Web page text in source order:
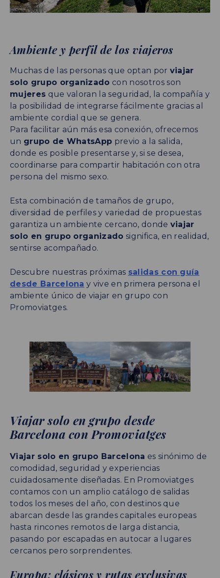
Ambiente y perfil de los viajeros
Muchas de las personas que optan por viajar
solo grupo organizado con nosotros son
mujeres que valoran la seguridad, la compañía y
la posibilidad de integrarse fácilmente gracias al
ambiente cordial que se genera.
Para facilitar aún más esa conexión, ofrecemos
un grupo de WhatsApp previo a la salida,
donde es posible presentarse y, si se desea,
coordinarse para compartir habitación con otra
persona del mismo sexo.
Esta combinación de tamaños de grupo,
diversidad de perfiles y variedad de propuestas
garantiza un ambiente cercano, donde viajar
solo en grupo organizado significa, en realidad,
sentirse acompañado.
Descubre nuestras próximas salidas con guía
desde Barcelona y vive en primera persona el
ambiente único de viajar en grupo con
Promoviatges.
Viajar solo en grupo desde
Barcelona con Promoviatges
Viajar solo en grupo Barcelona es sinónimo de
comodidad, seguridad y experiencias
cuidadosamente diseñadas. En Promoviatges
contamos con un amplio catálogo de salidas
todos los meses del año, con destinos que
abarcan desde las grandes capitales europeas
hasta rincones remotos de larga distancia,
pasando por escapadas en autocar a lugares
cercanos pero sorprendentes.
Europa: clásicos y rutas exclusivas